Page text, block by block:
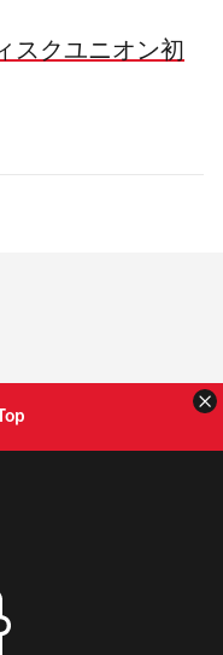
スクユニオン初